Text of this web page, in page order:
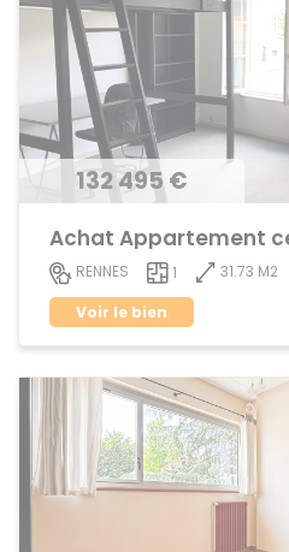
132 495 €
RENNES 1
31.73 M2
Voir le bien